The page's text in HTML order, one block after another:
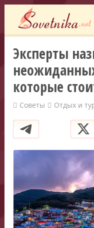
Эксперты
которые
Советы Отдых и